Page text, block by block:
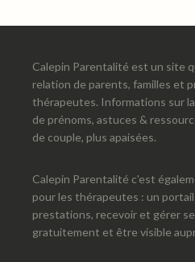
Calepin Parentalité est un site
relation de parents, familles et
thérapeutes. Informations sur
de prénoms, astuces &
de couple, plus apaisées.
Calepin Parentalité c'est
pour les thérapeutes : un
prestations, recevoir et gérer
gratuitement et être visible